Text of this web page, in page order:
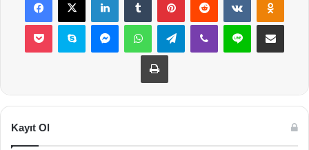
Pocket Skype MessengerWhatsAppTelegramViber Line E-Posta ile
Yazdır
Kayıt Ol